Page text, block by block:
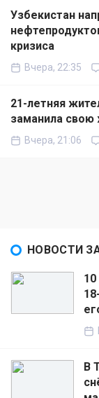
Узбекистан
кризиса
Вчера, 22:35
21-летняя
заманила
Вчера, 21:06
НОВОСТИ
В